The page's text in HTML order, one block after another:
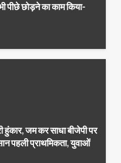
पीछे छोड़ने का काम किया-
हुंकार, जम कर साधा बीजेपी पर
पहली प्राथमिकता, युवाओं